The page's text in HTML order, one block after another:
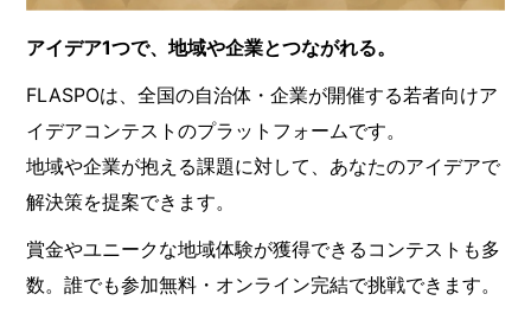
アイデア1つで、地域や企業とつながれる。
FLASPOは、全国の自治体・企業が開催する若者向けア
イデアコンテストのプラットフォームです。
地域や企業が抱える課題に対して、あなたのアイデアで
解決策を提案できます。
賞金やユニークな地域体験が獲得できるコンテストも多
数。誰でも参加無料・オンライン完結で挑戦できます。